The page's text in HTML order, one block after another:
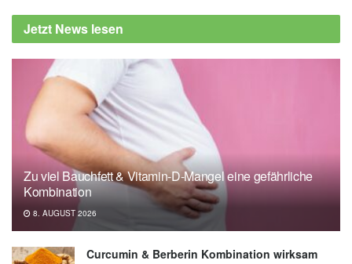
Jetzt News lesen
Zu viel Bauchfett & Vitamin-D-Mangel eine gefährliche
Kombination
8. AUGUST 2026
Curcumin & Berberin Kombination wirksam